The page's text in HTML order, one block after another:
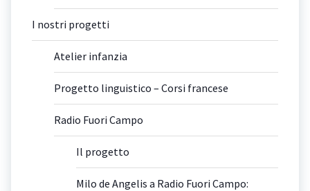
I nostri progetti
Atelier infanzia
Progetto linguistico – Corsi francese
Radio Fuori Campo
Il progetto
Milo de Angelis a Radio Fuori Campo: